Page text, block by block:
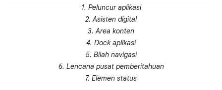
1. Peluncur aplikasi
2. Asisten digital
3. Area konten
4. Dock aplikasi
5. Bilah navigasi
6. Lencana pusat pemberitahuan
7. Elemen status